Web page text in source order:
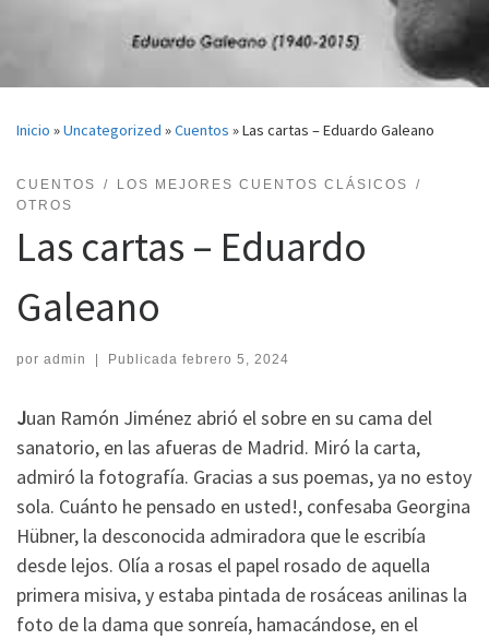
Inicio »Uncategorized »Cuentos »Las cartas – Eduardo Galeano
CUENTOS
LOS MEJORES CUENTOS CLÁSICOS
OTROS
Las cartas – Eduardo
Galeano
por admin Publicada febrero 5, 2024
Juan Ramón Jiménez abrió el sobre en su cama del
sanatorio, en las afueras de Madrid. Miró la carta,
admiró la fotografía. Gracias a sus poemas, ya no estoy
sola. Cuánto he pensado en usted!, confesaba Georgina
Hübner, la desconocida admiradora que le escribía
desde lejos. Olía a rosas el papel rosado de aquella
primera misiva, y estaba pintada de rosáceas anilinas la
foto de la dama que sonreía, hamacándose, en el